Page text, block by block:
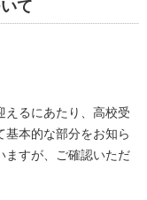
て
るにあたり、高校受
本的な部分をお知ら
ますが、ご確認いただ